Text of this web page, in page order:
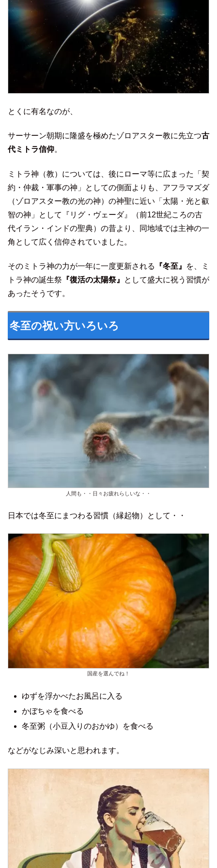
とくに有名なのが、
サーサーン朝期に隆盛を極めたゾロアスター教に先立つ古
代ミトラ信仰。
ミトラ神（教）については、後にローマ等に広まった「契
約・仲裁・軍事の神」としての側面よりも、アフラマズダ
（ゾロアスター教の光の神）の神聖に近い「太陽・光と叡
智の神」として『リグ・ヴェーダ』（前12世紀ころの古
代イラン・インドの聖典）の昔より、同地域では主神の一
角として広く信仰されていました。
そのミトラ神の力が一年に一度更新される 『冬至』
を、ミ
トラ神の誕生祭 『復活の太陽祭』
として盛大に祝う習慣が
あったそうです。
冬至の祝い方いろいろ
人間も・・日々お疲れらしいな・・
日本では冬至にまつわる習慣（縁起物）として・・
国産を選んでね！
ゆずを浮かべたお風呂に入る
かぼちゃを食べる
冬至粥（小豆入りのおかゆ）を食べる
などがなじみ深いと思われます。